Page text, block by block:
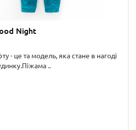
Night
- це та модель, яка стане в нагоді
..